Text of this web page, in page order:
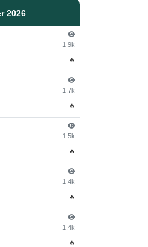
2026
1.9k
🔥
1.7k
🔥
1.5k
🔥
1.4k
🔥
1.4k
🔥